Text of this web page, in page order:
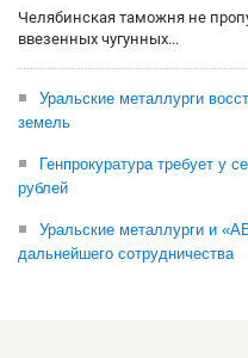
Челябинская таможня не
ввезенных чугунных...
Уральские металлурги
земель
Генпрокуратура требует у
рублей
Уральские металлурги и
дальнейшего сотрудничества